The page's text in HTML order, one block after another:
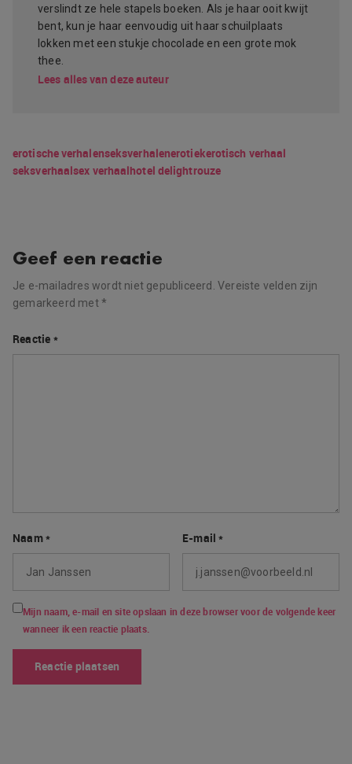
verslindt ze hele stapels boeken. Als je haar ooit kwijt
bent, kun je haar eenvoudig uit haar schuilplaats
lokken met een stukje chocolade en een grote mok
thee.
Lees alles van deze auteur
erotische verhalenseksverhalenerotiekerotisch verhaal
seksverhaalsex verhaalhotel delightrouze
Geef een reactie
Je e-mailadres wordt niet gepubliceerd. Vereiste velden zijn
gemarkeerd met*
Reactie *
Naam* E-mail*
Mijn naam, e-mail en site opslaan in deze browser voor de volgende keer
wanneer ik een reactie plaats.